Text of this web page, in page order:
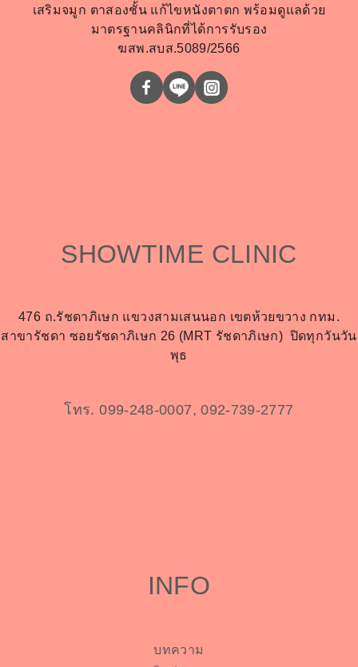
เสริมจมูก ตาสองชั้น แก้ไขหนังตาตก พร้อมดูแลด้วย
มาตรฐานคลินิกที่ได้การรับรอง
ฆสพ.สบส.5089/2566
SHOWTIME CLINIC
476 ถ.รัชดาภิเษก แขวงสามเสนนอก เขตห้วยขวาง กทม.
สาขารัชดา ซอยรัชดาภิเษก 26 (MRT รัชดาภิเษก) ปิดทุกวันวัน
พุธ
โทร. 099-248-0007, 092-739-2777
INFO
บทความ